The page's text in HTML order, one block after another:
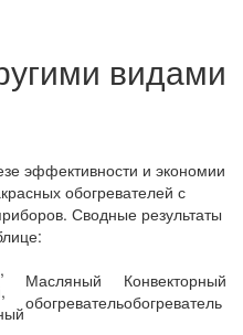
видами
эффективности и экономии
обогревателей с
Сводные результаты
Масляный
обогреватель
Конвекторный
обогреватель